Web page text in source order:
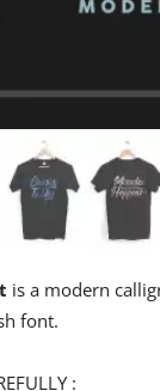
is a modern
font.
: